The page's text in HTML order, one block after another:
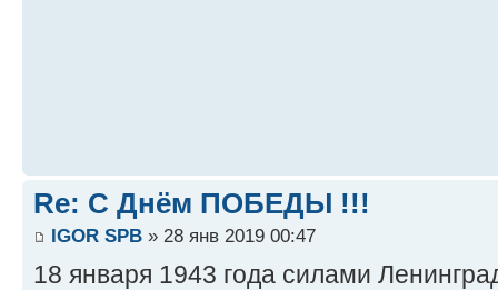
Re: С Днём ПОБЕДЫ !!!
IGOR SPB » 28 янв 2019 00:47
18 января 1943 года силами